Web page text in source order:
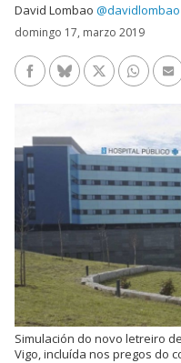
David Lombao @davidlombao
domingo 17, marzo 2019
Facebook
BlueskyTwitter/X
Simulación do novo letreiro
Vigo, incluída nos pregos do